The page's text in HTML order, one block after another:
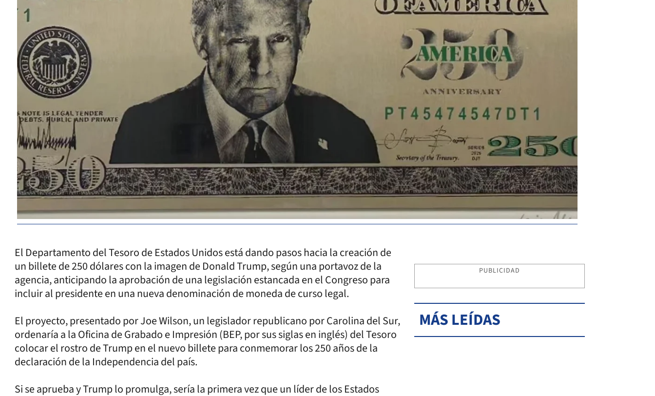
El Departamento del Tesoro de Estados Unidos está dando pasos hacia la creación de
un billete de 250 dólares con la imagen de Donald Trump, según una portavoz de la
agencia, anticipando la aprobación de una legislación estancada en el Congreso para
incluir al presidente en una nueva denominación de moneda de curso legal.
El proyecto, presentado por Joe Wilson, un legislador republicano por Carolina del Sur,
ordenaría a la Oficina de Grabado e Impresión (BEP, por sus siglas en inglés) del Tesoro
colocar el rostro de Trump en el nuevo billete para conmemorar los 250 años de la
declaración de la Independencia del país.
Si se aprueba y Trump lo promulga, sería la primera vez que un líder de los Estados
PUBLICIDAD
MÁS LEÍDAS